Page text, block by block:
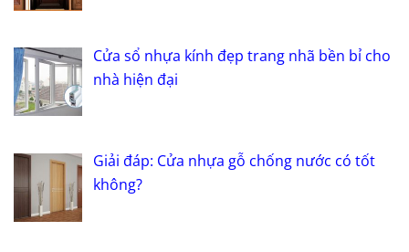
Cửa sổ nhựa kính đẹp trang nhã bền bỉ cho
nhà hiện đại
Giải đáp: Cửa nhựa gỗ chống nước có tốt
không?